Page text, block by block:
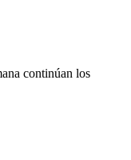
continúan los